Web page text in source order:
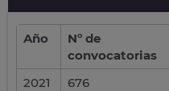
Año
Nº de
convocatorias
2021
676